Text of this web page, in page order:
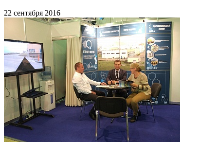
22 сентября 2016